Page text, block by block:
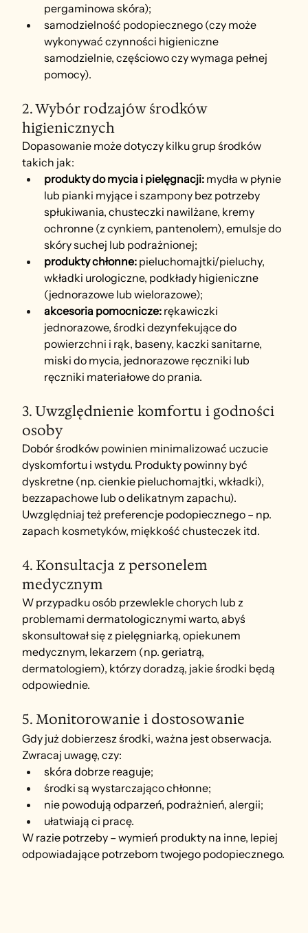
pergaminowa skóra);
samodzielność podopiecznego (czy może
wykonywać czynności higieniczne
samodzielnie, częściowo czy wymaga pełnej
pomocy).
2. Wybór rodzajów środków
higienicznych
Dopasowanie może dotyczy kilku grup środków
takich jak:
produkty do mycia i pielęgnacji: mydła w płynie
lub pianki myjące i szampony bez potrzeby
spłukiwania, chusteczki nawilżane, kremy
ochronne (z cynkiem, pantenolem), emulsje do
skóry suchej lub podrażnionej;
produkty chłonne: pieluchomajtki/pieluchy,
wkładki urologiczne, podkłady higieniczne
(jednorazowe lub wielorazowe);
akcesoria pomocnicze: rękawiczki
jednorazowe, środki dezynfekujące do
powierzchni i rąk, baseny, kaczki sanitarne,
miski do mycia, jednorazowe ręczniki lub
ręczniki materiałowe do prania.
3. Uwzględnienie komfortu i godności
osoby
Dobór środków powinien minimalizować uczucie
dyskomfortu i wstydu. Produkty powinny być
dyskretne (np. cienkie pieluchomajtki, wkładki),
bezzapachowe lub o delikatnym zapachu).
Uwzględniaj też preferencje podopiecznego – np.
zapach kosmetyków, miękkość chusteczek itd.
4. Konsultacja z personelem
medycznym
W przypadku osób przewlekle chorych lub z
problemami dermatologicznymi warto, abyś
skonsultował się z pielęgniarką, opiekunem
medycznym, lekarzem (np. geriatrą,
dermatologiem), którzy doradzą, jakie środki będą
odpowiednie.
5. Monitorowanie i dostosowanie
Gdy już dobierzesz środki, ważna jest obserwacja.
Zwracaj uwagę, czy:
skóra dobrze reaguje;
środki są wystarczająco chłonne;
nie powodują odparzeń, podrażnień, alergii;
ułatwiają ci pracę.
W razie potrzeby – wymień produkty na inne, lepiej
odpowiadające potrzebom twojego podopiecznego.